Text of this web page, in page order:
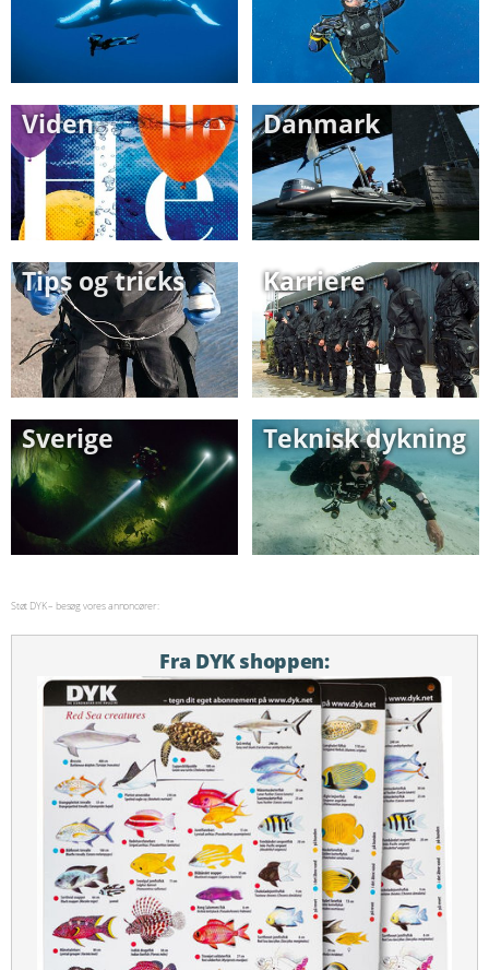
Viden Danmark
Tips og tricks Karriere
Sverige Teknisk dykning
Støt DYK – besøg vores annoncører:
Fra DYK shoppen: